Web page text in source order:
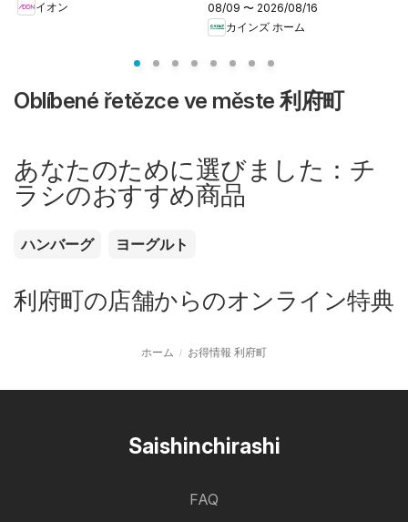
イオン
08/09 〜 2026/08/16
カインズ ホーム
Oblíbené řetězce ve měste 利府町
あなたのために選びました：チ
ラシのおすすめ商品
ハンバーグ ヨーグルト
利府町の店舗からのオンライン特典
ホーム お得情報 利府町
Saishinchirashi
FAQ